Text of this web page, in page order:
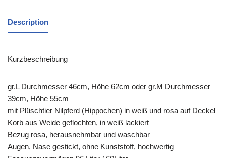
Description
Kurzbeschreibung
gr.L Durchmesser 46cm, Höhe 62cm oder gr.M Durchmesser
39cm, Höhe 55cm
mit Plüschtier Nilpferd (Hippochen) in weiß und rosa auf Deckel
Korb aus Weide geflochten, in weiß lackiert
Bezug rosa, herausnehmbar und waschbar
Augen, Nase gestickt, ohne Kunststoff, hochwertig